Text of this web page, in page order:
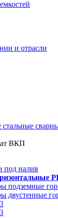
и отрасли
ВКП
под налив
подземные
двустенные